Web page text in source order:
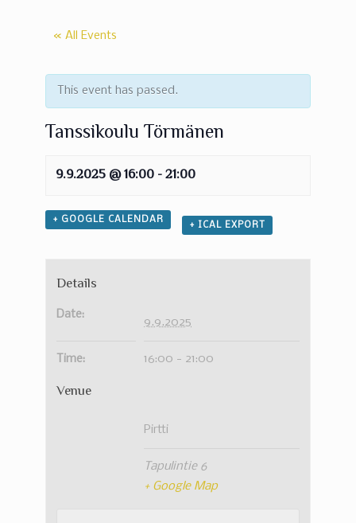
« All Events
This event has passed.
Tanssikoulu Törmänen
9.9.2025 @ 16:00- 21:00
+ GOOGLE CALENDAR
+ ICAL EXPORT
Details
Date:
9.9.2025
Time: 16:00 - 21:00
Venue
Pirtti
Tapulintie 6
+ Google Map